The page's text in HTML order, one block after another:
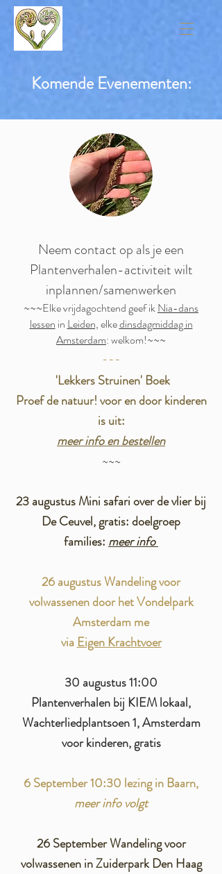
Komende Evenementen:
Neem contact op als je een
Plantenverhalen-activiteit wilt
inplannen/samenwerken
~~~Elke vrijdagochtend geef ikNia-dans
lessen in Leiden,elkedinsdagmiddag in
Amsterdam: welkom!~~~
---
'Lekkers Struinen' Boek
Proef de natuur! voor en door kinderen
is uit:
meer info en bestellen
~~~
23 augustus Mini safari over de vlier bij
De Ceuvel, gratis: doelgroep
families: meer info
26 augustus Wandeling voor
volwassenen door het Vondelpark
Amsterdam me
via Eigen Krachtvoer
30 augustus 11:00
Plantenverhalen bij KIEM lokaal,
Wachterliedplantsoen 1, Amsterdam
voor kinderen, gratis
6September10:30 lezing in Baarn,
meer info volgt
26SeptemberWandeling voor
volwassenen in Zuiderpark Den Haag